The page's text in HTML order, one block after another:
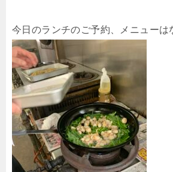
今日のランチのご予約、メニューは